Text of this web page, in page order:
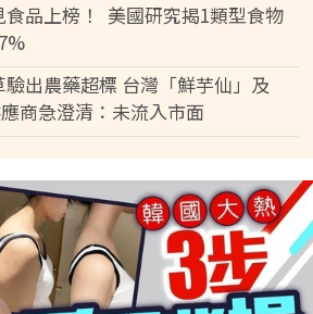
品上榜！ 美國研究揭1類型食物
出農藥超標 台灣「鮮芋仙」及
應商急澄清：未流入市面